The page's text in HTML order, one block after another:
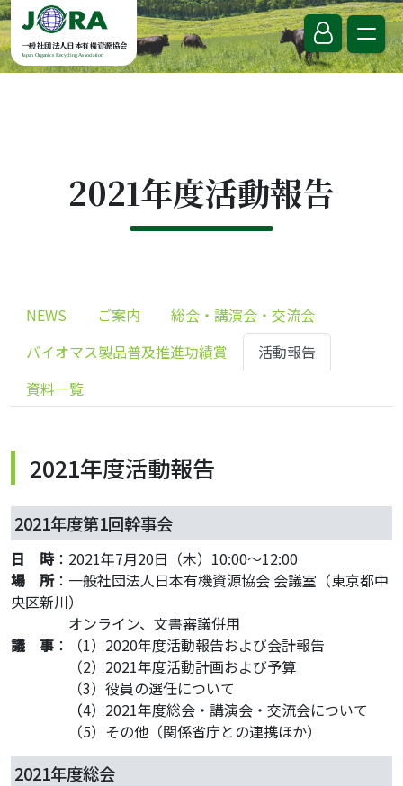
Skip to content
一般社団法人日本有機資源協会
Japan Organics Recycling Association
2021年度活動報告
NEWS ご案内
総会・講演会・交流会
バイオマス製品普及推進功績賞
活動報告
資料一覧
2021年度活動報告
2021年度第1回幹事会
日 時：2021年7月20日（木）10:00～12:00
場 所：一般社団法人日本有機資源協会 会議室（東京都中
央区新川）
オンライン、文書審議併用
議 事 ：（1）2020年度活動報告および会計報告
（2）2021年度活動計画および予算
（3）役員の選任について
（4）2021年度総会・講演会・交流会について
（5）その他（関係省庁との連携ほか）
2021年度総会